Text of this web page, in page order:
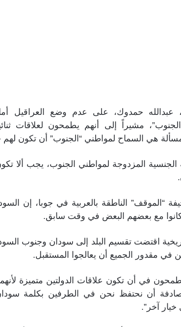
عبدالله حمدوك، على عدم وضع العراقيل
مشيراً إلى أنهم يطمحون لعلاقات
هي السماح لمواطني “الجنوب” أن تكون
المزدوجة لمواطني الجنوب، يجب ألا
الناطقة بالعربية في جوبا، إن
كانوا مع بعضهم البعض في وقت سابق.
اقتضت تقسيم البلد إلى سودان وجنوب
في مقدور الجميع أن يعالجوا المستقبل.
في أن تكون علاقات الدولتين متميزة
مصادفة أن نحتفظ نحن في الطرفين بكلمة
آخر”.